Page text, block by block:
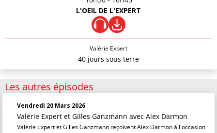
L'OEIL DE L'EXPERT
Valérie Expert
40 jours sous terre
Les autres épisodes
Vendredi 20 Mars 2026
Valérie Expert et Gilles Ganzmann avec Alex Darmon
Valérie Expert et Gilles Ganzmann reçoivent Alex Darmon à l'occasion